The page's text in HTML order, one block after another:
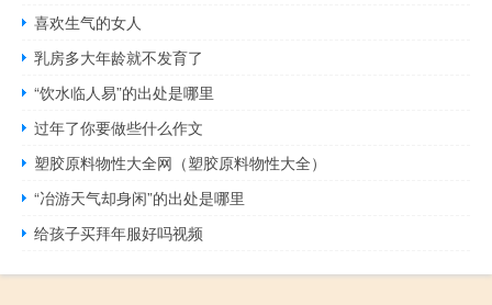
喜欢生气的女人
乳房多大年龄就不发育了
“饮水临人易”的出处是哪里
过年了你要做些什么作文
塑胶原料物性大全网（塑胶原料物性大全）
“冶游天气却身闲”的出处是哪里
给孩子买拜年服好吗视频